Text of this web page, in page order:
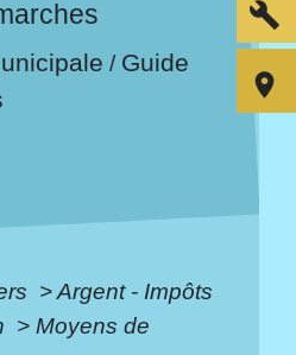
/ Guide
>Argent - Impôts
> Moyens de
build
room